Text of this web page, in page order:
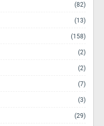
(82)
(13)
(158)
(2)
(2)
(7)
(3)
(29)